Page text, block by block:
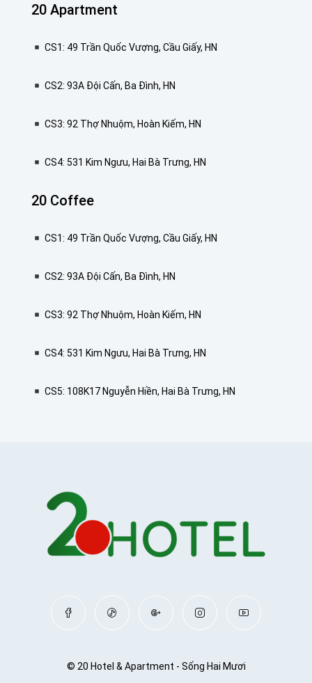
20 Apartment
CS1: 49 Trần Quốc Vượng, Cầu Giấy, HN
CS2: 93A Đội Cấn, Ba Đình, HN
CS3: 92 Thợ Nhuộm, Hoàn Kiếm, HN
CS4: 531 Kim Ngưu, Hai Bà Trưng, HN
20 Coffee
CS1: 49 Trần Quốc Vượng, Cầu Giấy, HN
CS2: 93A Đội Cấn, Ba Đình, HN
CS3: 92 Thợ Nhuộm, Hoàn Kiếm, HN
CS4: 531 Kim Ngưu, Hai Bà Trưng, HN
CS5: 108K17 Nguyễn Hiền, Hai Bà Trưng, HN
© 20 Hotel & Apartment - Sống Hai Mươi